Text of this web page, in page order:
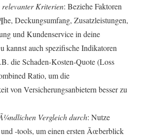
relevanter Kriterien: Beziehe Faktoren
Deckungsumfang, Zusatzleistungen,
und Kundenservice in deine
kannst auch spezifische Indikatoren
die Schaden-Kosten-Quote (Loss
Ratio, um die
von Versicherungsanbietern besser zu
Vergleich durch: Nutze
-tools, um einen ersten Ãœberblick